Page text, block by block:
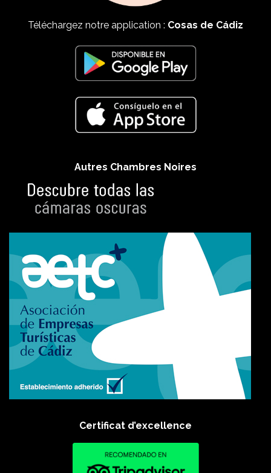
Téléchargez notre application : Cosas de Cádiz
Autres Chambres Noires
Certificat d’excellence